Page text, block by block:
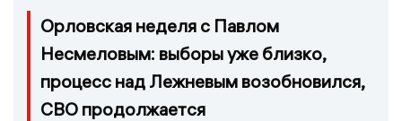
Орловская неделя с Павлом
Несмеловым: выборы уже близко,
процесс над Лежневым возобновился,
СВО продолжается